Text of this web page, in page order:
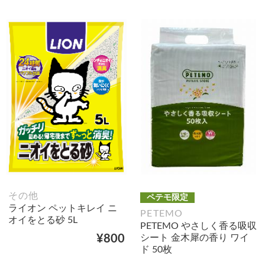
その他
ライオン ペットキレイ ニ
オイをとる砂 5L
¥800
ペテモ限定
PETEMO
PETEMO やさしく香る吸収
シート 金木犀の香り ワイ
ド 50枚